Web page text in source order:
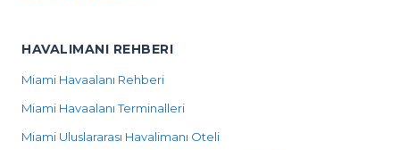
HAVALIMANI REHBERI
Miami Havaalanı Rehberi
Miami Havaalanı Terminalleri
Miami Uluslararası Havalimanı Oteli